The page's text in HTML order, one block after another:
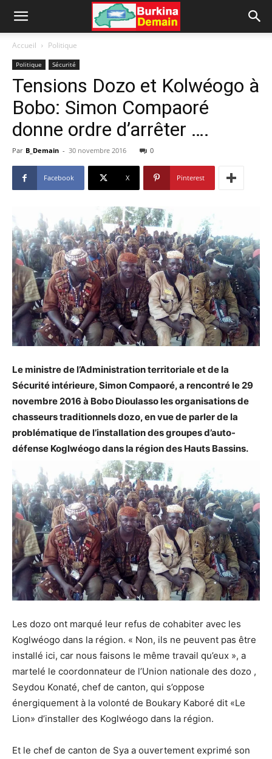
Accueil Politique
Politique Sécurité
Tensions Dozo et Kolwéogo à
Bobo: Simon Compaoré
donne ordre d’arrêter ….
Par B_Demain - 30 novembre 2016 0
Facebook X Pinterest
Le ministre de l’Administration territoriale et de la
Sécurité intérieure, Simon Compaoré, a rencontré le 29
novembre 2016 à Bobo Dioulasso les organisations de
chasseurs traditionnels dozo, en vue de parler de la
problématique de l’installation des groupes d’auto-
défense Koglwéogo dans la région des Hauts Bassins.
Les dozo ont marqué leur refus de cohabiter avec les
Koglwéogo dans la région. « Non, ils ne peuvent pas être
installé ici, car nous faisons le même travail qu’eux », a
martelé le coordonnateur de l’Union nationale des dozo ,
Seydou Konaté, chef de canton, qui s’oppose
énergiquement à la volonté de Boukary Kaboré dit «Le
Lion» d’installer des Koglwéogo dans la région.
Et le chef de canton de Sya a ouvertement exprimé son